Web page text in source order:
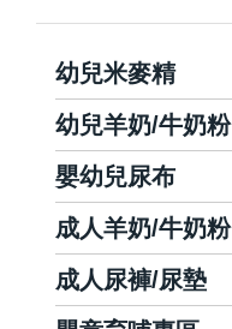
幼兒米麥精
幼兒羊奶/牛奶粉
嬰幼兒尿布
成人羊奶/牛奶粉
成人尿褲/尿墊